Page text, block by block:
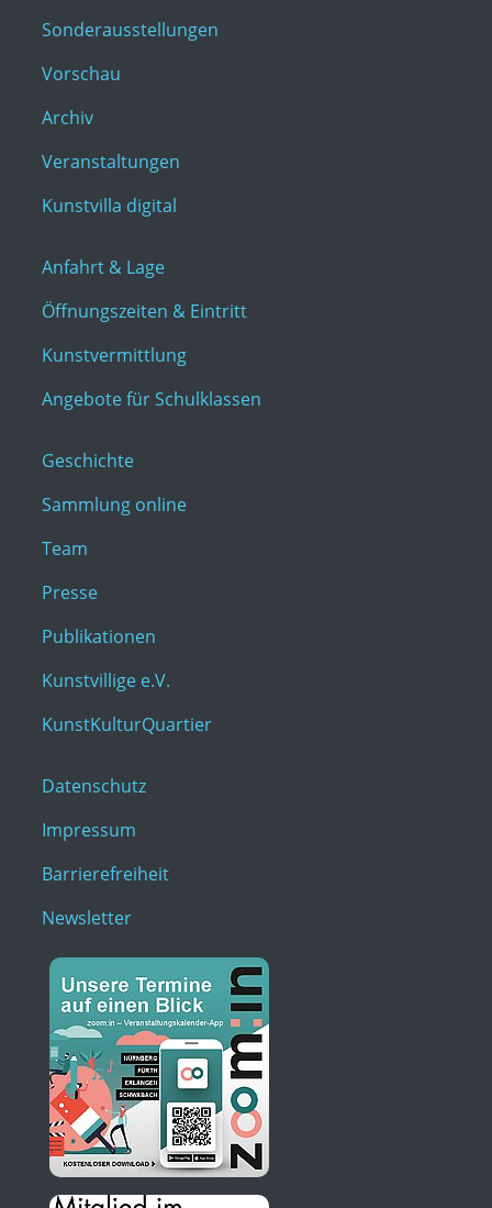
Sonderausstellungen
Vorschau
Archiv
Veranstaltungen
Kunstvilla digital
Anfahrt & Lage
Öffnungszeiten & Eintritt
Kunstvermittlung
Angebote für Schulklassen
Geschichte
Sammlung online
Team
Presse
Publikationen
Kunstvillige e.V.
KunstKulturQuartier
Datenschutz
Impressum
Barrierefreiheit
Newsletter